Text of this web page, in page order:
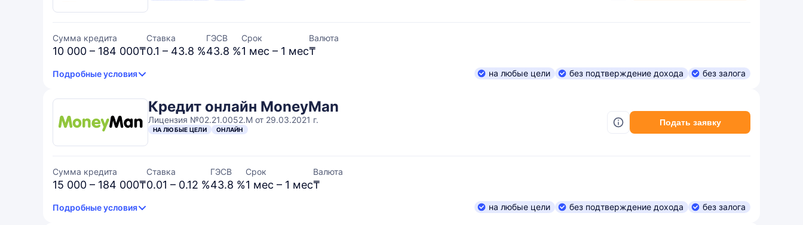
Сумма кредита
10 000 – 184 000₸
Ставка
0.1 – 43.8 %
ГЭСВ
43.8 %
Срок
1 мес – 1 мес
Валюта
₸
на любые цели без подтверждение дохода без залога
Подробные условия
Кредит онлайн MoneyMan
Лицензия №02.21.0052.M от 29.03.2021 г.
НА ЛЮБЫЕ ЦЕЛИ ОНЛАЙН
Подать заявку
Сумма кредита
15 000 – 184 000₸
Ставка
0.01 – 0.12 %
ГЭСВ
43.8 %
Срок
1 мес – 1 мес
Валюта
₸
на любые цели без подтверждение дохода без залога
Подробные условия